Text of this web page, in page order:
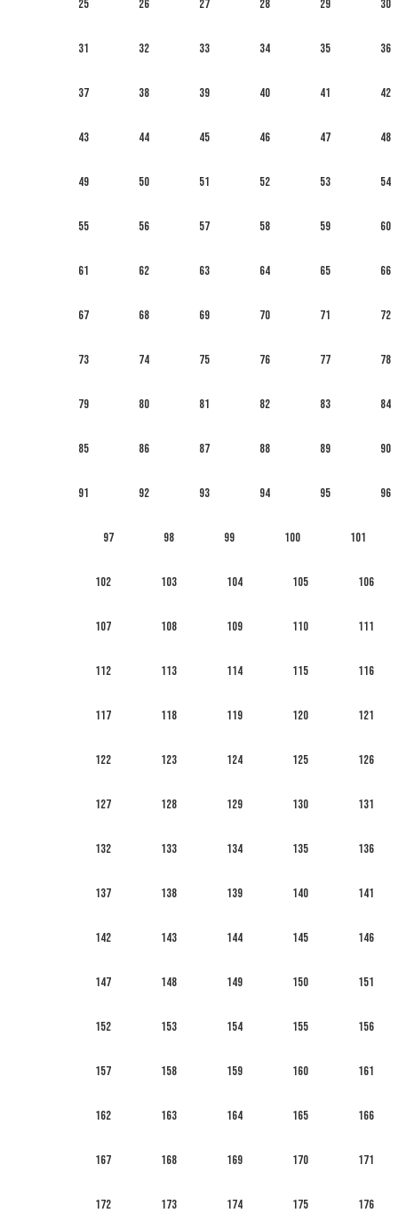
25 26 27 28 29 30
31 32 33 34 35 36
37 38 39 40 41 42
43 44 45 46 47 48
49 50 51 52 53 54
55 56 57 58 59 60
61 62 63 64 65 66
67 68 69 70 71 72
73 74 75 76 77 78
79 80 81 82 83 84
85 86 87 88 89 90
91 92 93 94 95 96
97 98 99 100 101
102 103 104 105 106
107 108 109 110 111
112 113 114 115 116
117 118 119 120 121
122 123 124 125 126
127 128 129 130 131
132 133 134 135 136
137 138 139 140 141
142 143 144 145 146
147 148 149 150 151
152 153 154 155 156
157 158 159 160 161
162 163 164 165 166
167 168 169 170 171
172 173 174 175 176